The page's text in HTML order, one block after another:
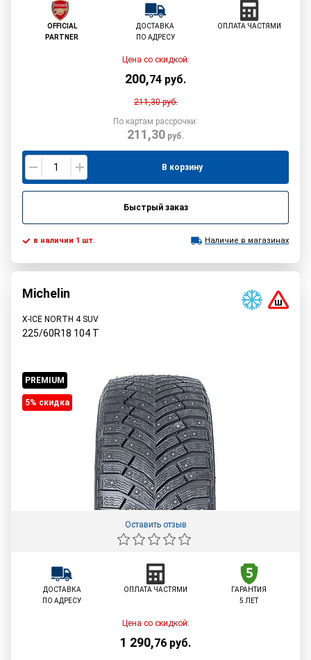
OFFICIAL
PARTNER
ДОСТАВКА
ПО АДРЕСУ
ОПЛАТА ЧАСТЯМИ
Цена со скидкой:
200,74 руб.
211,30руб.
По картам рассрочки:
211,30руб.
В корзину
Быстрый заказ
в наличии 1 шт. Наличие в магазинах
Michelin
X-ICE NORTH 4 SUV
225/60R18 104 T
PREMIUM
5% cкидка
Оставить отзыв
ДОСТАВКА
ПО АДРЕСУ
ОПЛАТА ЧАСТЯМИ
ГАРАНТИЯ
5 ЛЕТ
Цена со скидкой:
1 290,76 руб.